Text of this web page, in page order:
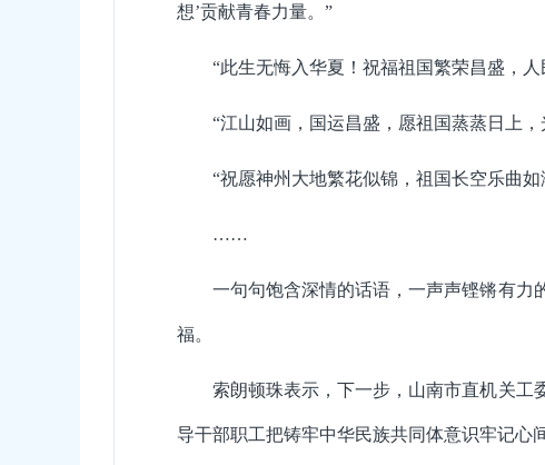
想’贡献青春力量。”
“此生无悔入华夏！祝福祖国繁荣昌盛，
“江山如画，国运昌盛，愿祖国蒸蒸日上，
“祝愿神州大地繁花似锦，祖国长空乐曲如
……
一句句饱含深情的话语，一声声铿锵有力
福。
索朗顿珠表示，下一步，山南市直机关工
导干部职工把铸牢中华民族共同体意识牢记心